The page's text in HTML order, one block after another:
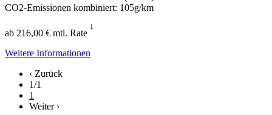
CO2-Emissionen kombiniert: 105g/km
ab 216,00 € mtl. Rate
1
Weitere Informationen
‹ Zurück
1/1
1
Weiter ›